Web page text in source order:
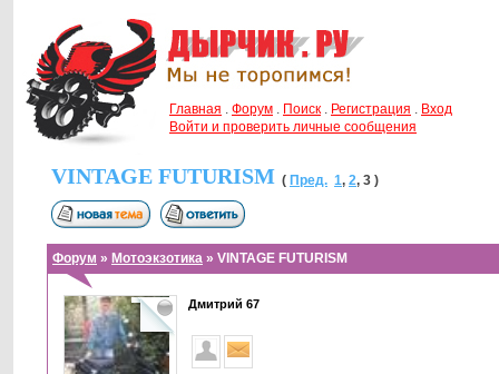
Главная . Форум . Поиск . Регистрация . Вход
Войти и проверить личные сообщения
VINTAGE FUTURISM ( Пред. 1, 2, 3 )
Форум » Мотоэкзотика » VINTAGE FUTURISM
Дмитрий 67